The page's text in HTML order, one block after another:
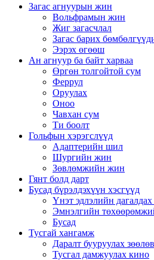
Загас агнуурын жин
Вольфрамын жин
Жиг загасчлал
Загас барих
Ээрэх өгөөш
Ан агнуур ба байт харваа
Өргөн толгойтой сум
Феррул
Оруулах
Оноо
Чавхан сум
Ти боолт
Гольфын хэрэгслүүд
Адаптерийн шил
Шургийн жин
Зөвлөмжийн жин
Гянт болд дарт
Бусад бүрэлдэхүүн хэсгүүд
Үнэт эдлэлийн дагалдах
Эмнэлгийн
Бусад
Тусгай хангамж
Даралт бууруулах
Тусгал дамжуулах кино